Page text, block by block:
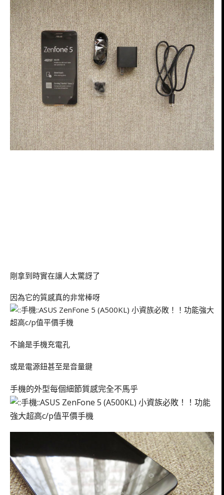
剛拿到時實在讓人太驚訝了
因為它的質感真的非常棒呀
不論是手機充電孔
或是電源鈕甚至是音量鍵
手機的外型每個細節質感完全不馬乎